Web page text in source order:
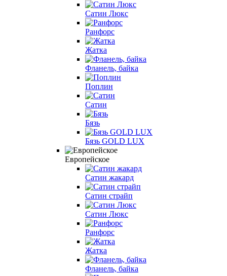
Сатин Люкс
Ранфорс
Жатка
Фланель, байка
Поплин
Сатин
Бязь
Бязь GOLD LUX
Европейское
Сатин жакард
Сатин страйп
Сатин Люкс
Ранфорс
Жатка
Фланель, байка